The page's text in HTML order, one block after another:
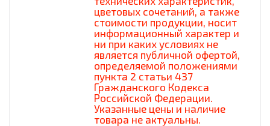
цветовых сочетаний, а также
стоимости продукции, носит
информационный характер и
ни при каких условиях не
является публичной офертой,
определяемой положениями
пункта 2 статьи 437
Гражданского Кодекса
Российской Федерации.
Указанные цены и наличие
товара не актуальны.